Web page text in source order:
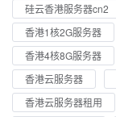
硅云香港服务器cn2
香港1核2G服务器
香港4核8G服务器
香港云服务器
香港云服务器租用